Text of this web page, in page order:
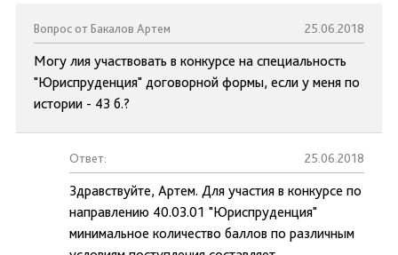
Вопрос от Бакалов Артем 25.06.2018
Могу лия участвовать в конкурсе на специальность
"Юриспруденция" договорной формы, если у меня по
истории - 43 б.?
Ответ: 25.06.2018
Здравствуйте, Артем. Для участия в конкурсе по
направлению 40.03.01 "Юриспруденция"
минимальное количество баллов по различным